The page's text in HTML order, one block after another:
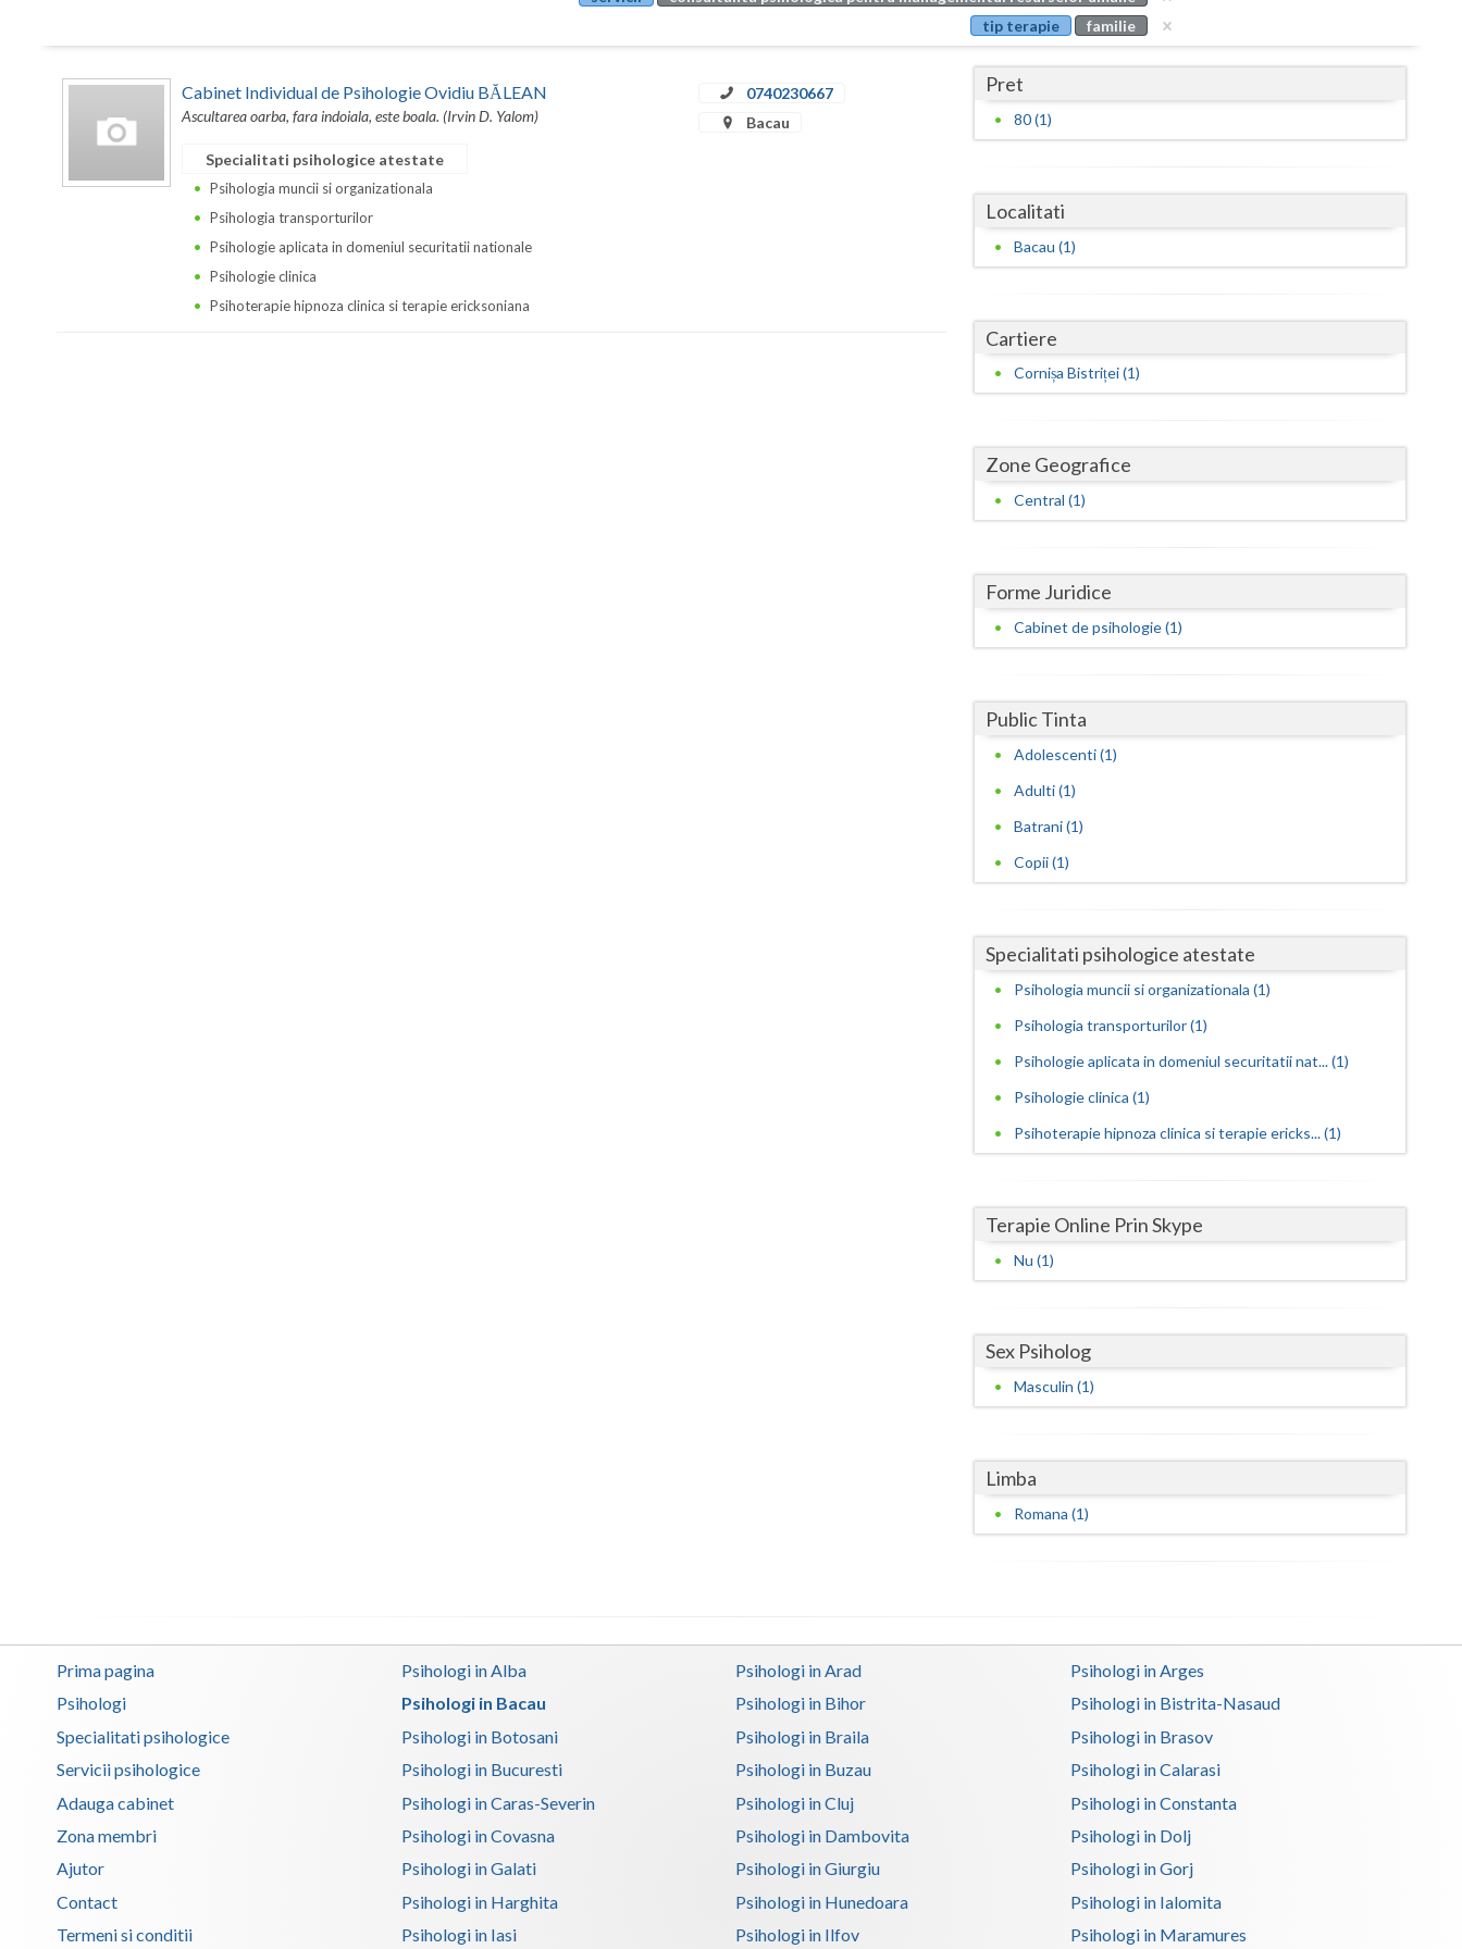
Buzau
Cluj
Covasna
Dambovita
Dolj
Galati
Gorj
Ialomita
Iasi
Olt
Salaj
Sibiu
Suceava
Teleorman
Tulcea
tip terapie
familie
Cabinet Individual de Psihologie Ovidiu BĂLEAN
Ascultarea oarba, fara indoiala, este boala. (Irvin D. Yalom)
0740230667
Bacau
Specialitati psihologice atestate
Psihologia muncii si organizationala
Psihologia transporturilor
Psihologie aplicata in domeniul securitatii nationale
Psihologie clinica
Psihoterapie hipnoza clinica si terapie ericksoniana
Pret
80 (1)
Localitati
Bacau (1)
Cartiere
Cornișa Bistriței (1)
Zone Geografice
Central (1)
Forme Juridice
Cabinet de psihologie (1)
Public Tinta
Adolescenti (1)
Adulti (1)
Batrani (1)
Copii (1)
Specialitati psihologice atestate
Psihologia muncii si organizationala (1)
Psihologia transporturilor (1)
Psihologie aplicata in domeniul securitatii nat... (1)
Psihologie clinica (1)
Psihoterapie hipnoza clinica si terapie ericks... (1)
Terapie Online Prin Skype
Nu (1)
Sex Psiholog
Masculin (1)
Limba
Romana (1)
Prima pagina
Psihologi
Specialitati psihologice
Servicii psihologice
Adauga cabinet
Zona membri
Ajutor
Contact
Termeni si conditii
Psihologi in Alba Psihologi in Arad
Psihologi in Arges
Psihologi in Bacau
Psihologi in Bihor
Psihologi in Bistrita-Nasaud
Psihologi in Botosani
Psihologi in Braila
Psihologi in Brasov
Psihologi in Bucuresti
Psihologi in Buzau
Psihologi in Calarasi
Psihologi in Caras-Severin
Psihologi in Cluj
Psihologi in Constanta
Psihologi in Covasna
Psihologi in Dambovita
Psihologi in Dolj
Psihologi in Galati
Psihologi in Giurgiu
Psihologi in Gorj
Psihologi in Harghita
Psihologi in Hunedoara
Psihologi in Ialomita
Psihologi in Iasi
Psihologi in Ilfov Psihologi in Maramures